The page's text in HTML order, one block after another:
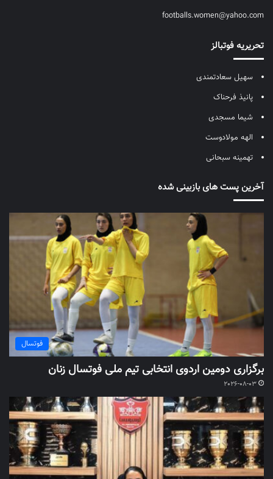
footballs.women@yahoo.com
تحریریه فوتبالز
سهیل سعادتمندی
پانیذ فرحناک
شیما مسجدی
الهه مولادوست
تهمینه سبحانی
آخرین پست های بازبینی شده
فوتسال
برگزاری دومین اردوی انتخابی تیم ملی فوتسال زنان
2026-08-03